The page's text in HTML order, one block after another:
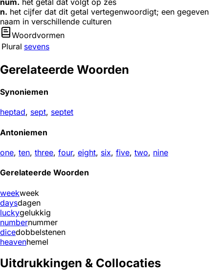
num. het getal dat volgt op zes
n. het cijfer dat dit getal vertegenwoordigt; een gegeven
naam in verschillende culturen
Woordvormen
Plural sevens
Gerelateerde Woorden
Synoniemen
heptad, sept, septet
Antoniemen
one, ten, three, four, eight, six, five, two, nine
Gerelateerde Woorden
weekweek
daysdagen
luckygelukkig
numbernummer
dicedobbelstenen
heavenhemel
Uitdrukkingen & Collocaties